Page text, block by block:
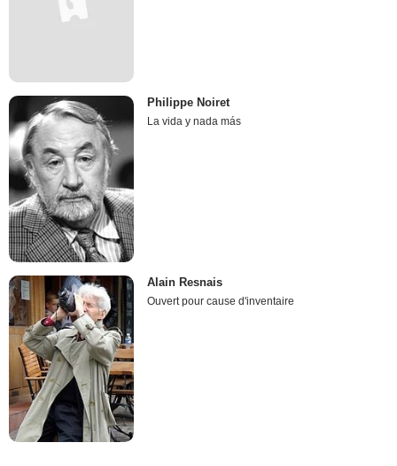
Philippe Noiret
La vida y nada más
Alain Resnais
Ouvert pour cause d'inventaire